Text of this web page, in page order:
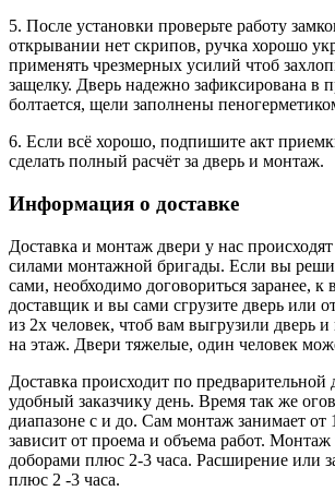
5. После установки проверьте работу
открывании нет скрипов, ручка хорошо
применять чрезмерных усилий чтоб
защелку. Дверь надежно зафиксирована в
болтается, щели заполнены
6. Если всё хорошо, подпишите акт
сделать полный расчёт за дверь и монтаж.
Информация о доставке
Доставка и монтаж двери у нас
силами монтажной бригады. Если вы
сами, необходимо договориться заранее, к
доставщик и вы сами сгрузите дверь или
из 2х человек, чтоб вам выгрузили дверь
на этаж. Двери тяжелые, один человек
Доставка происходит по предварительной
удобный заказчику день. Время так же
диапазоне с и до. Сам монтаж занимает от
зависит от проема и объема работ.
доборами плюс 2-3 часа. Расширение или
плюс 2 -3 часа.